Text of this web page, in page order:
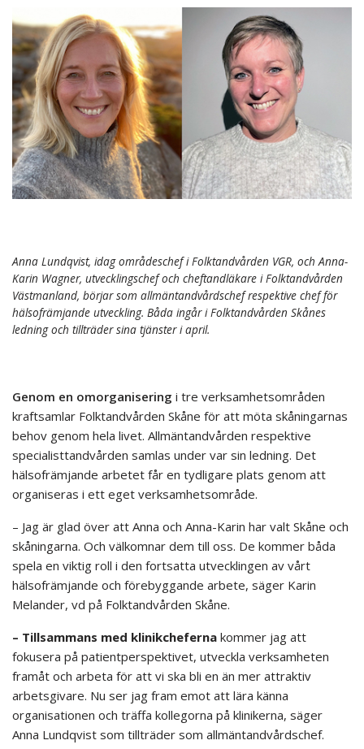
Anna Lundqvist, idag områdeschef i Folktandvården VGR, och Anna-
Karin Wagner, utvecklingschef och cheftandläkare i Folktandvården
Västmanland, börjar som allmäntandvårdschef respektive chef för
hälsofrämjande utveckling. Båda ingår i Folktandvården Skånes
ledning och tillträder sina tjänster i april.
Genom en omorganisering i tre verksamhetsområden
kraftsamlar Folktandvården Skåne för att möta skåningarnas
behov genom hela livet. Allmäntandvården respektive
specialisttandvården samlas under var sin ledning. Det
hälsofrämjande arbetet får en tydligare plats genom att
organiseras i ett eget verksamhetsområde.
– Jag är glad över att Anna och Anna-Karin har valt Skåne och
skåningarna. Och välkomnar dem till oss. De kommer båda
spela en viktig roll i den fortsatta utvecklingen av vårt
hälsofrämjande och förebyggande arbete, säger Karin
Melander, vd på Folktandvården Skåne.
– Tillsammans med klinikcheferna kommer jag att
fokusera på patientperspektivet, utveckla verksamheten
framåt och arbeta för att vi ska bli en än mer attraktiv
arbetsgivare. Nu ser jag fram emot att lära känna
organisationen och träffa kollegorna på klinikerna, säger
Anna Lundqvist som tillträder som allmäntandvårdschef.